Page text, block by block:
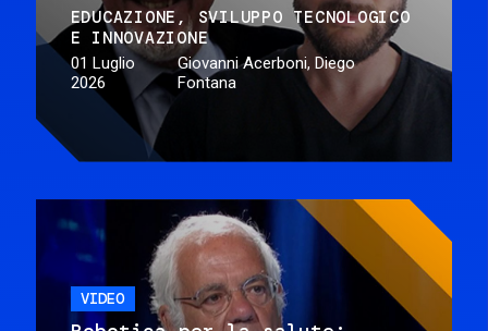
EDUCAZIONE
SVILUPPO TECNOLOGICO
E INNOVAZIONE
01 Luglio
2026
Giovanni Acerboni, Diego
Fontana
VIDEO